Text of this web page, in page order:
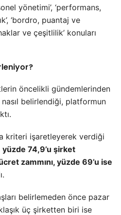
yönetimi’, ‘performans,
‘bordro, puantaj ve
ve çeşitlilik’ konuları
öncelikli gündemlerinden
nasıl belirlendiği, platformun
kriteri işaretleyerek verdiği
yüzde 74,9’u şirket
zammını, yüzde 69’u ise
belirlemeden önce pazar
üç şirketten biri ise